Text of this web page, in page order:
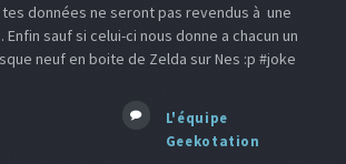
données ne seront pas revendus à une
sauf si celui-ci nous donne a chacun un
neuf en boite de Zelda sur Nes :p #joke
L'équipe
Geekotation